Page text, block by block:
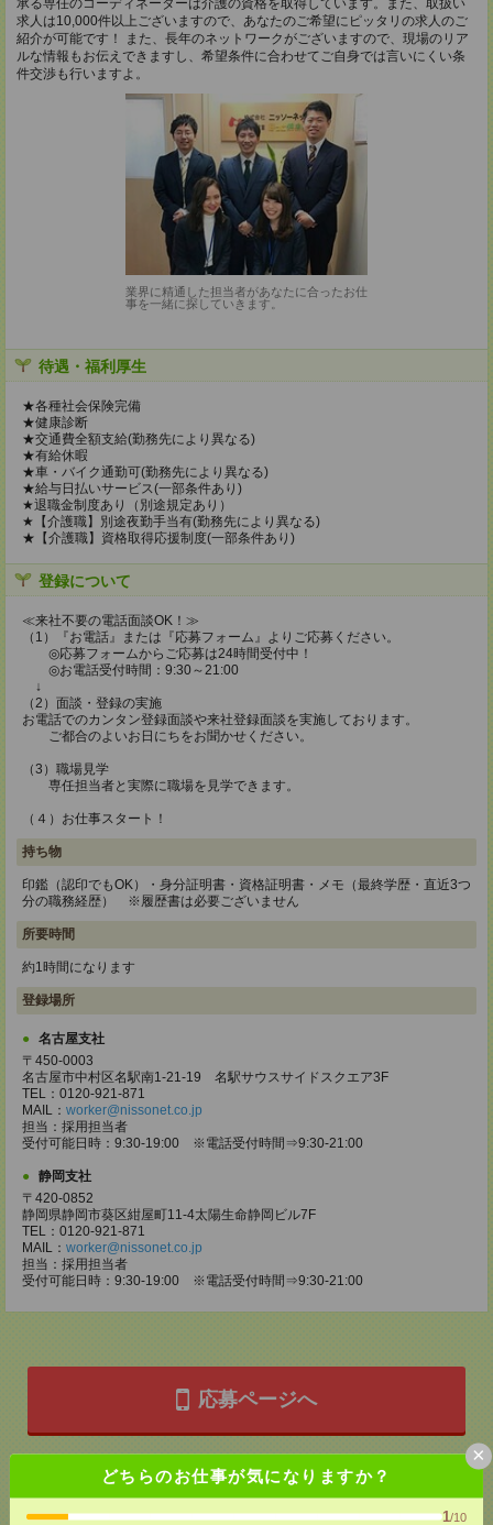
どちらのお仕事が気になりますか？
1/10
×
承る専任のコーディネーターは介護の資格を取得しています。また、取扱い
求人は10,000件以上ございますので、あなたのご希望にピッタリの求人のご
紹介が可能です！ また、長年のネットワークがございますので、現場のリア
ルな情報もお伝えできますし、希望条件に合わせてご自身では言いにくい条
件交渉も行いますよ。
業界に精通した担当者があなたに合ったお仕
事を一緒に探していきます。
待遇・福利厚生
★各種社会保険完備
★健康診断
★交通費全額支給(勤務先により異なる)
★有給休暇
★車・バイク通勤可(勤務先により異なる)
★給与日払いサービス(一部条件あり)
★退職金制度あり（別途規定あり）
★【介護職】別途夜勤手当有(勤務先により異なる)
★【介護職】資格取得応援制度(一部条件あり)
登録について
≪来社不要の電話面談OK！≫
（1）『お電話』または『応募フォーム』よりご応募ください。
◎応募フォームからご応募は24時間受付中！
◎お電話受付時間：9:30～21:00
↓
（2）面談・登録の実施
お電話でのカンタン登録面談や来社登録面談を実施しております。
ご都合のよいお日にちをお聞かせください。
（3）職場見学
専任担当者と実際に職場を見学できます。
（４）お仕事スタート！
持ち物
印鑑（認印でもOK）・身分証明書・資格証明書・メモ（最終学歴・直近3つ
分の職務経歴） ※履歴書は必要ございません
所要時間
約1時間になります
登録場所
名古屋支社
〒450-0003
名古屋市中村区名駅南1-21-19 名駅サウスサイドスクエア3F
TEL：0120-921-871
MAIL： worker@nissonet.co.jp
担当：採用担当者
受付可能日時：9:30-19:00 ※電話受付時間⇒9:30-21:00
静岡支社
〒420-0852
静岡県静岡市葵区紺屋町11-4太陽生命静岡ビル7F
TEL：0120-921-871
MAIL： worker@nissonet.co.jp
担当：採用担当者
受付可能日時：9:30-19:00 ※電話受付時間⇒9:30-21:00
応募ページへ
気になる！